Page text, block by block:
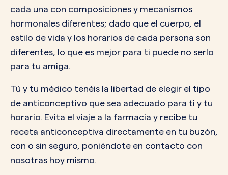
cada una con composiciones y mecanismos
hormonales diferentes; dado que el cuerpo, el
estilo de vida y los horarios de cada persona son
diferentes, lo que es mejor para ti puede no serlo
para tu amiga.
Tú y tu médico tenéis la libertad de elegir el tipo
de anticonceptivo que sea adecuado para ti y tu
horario. Evita el viaje a la farmacia y recibe tu
receta anticonceptiva directamente en tu buzón,
con o sin seguro, poniéndote en contacto con
nosotras hoy mismo.